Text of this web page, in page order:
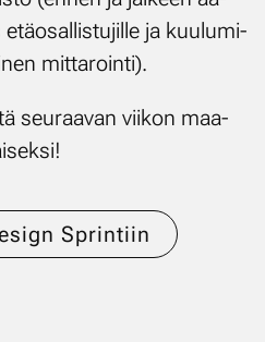
etä­osal­lis­tu­jil­le ja kuu­lu­mi­
mit­ta­roin­ti).
seu­raa­van vii­kon maa­
Sprintiin